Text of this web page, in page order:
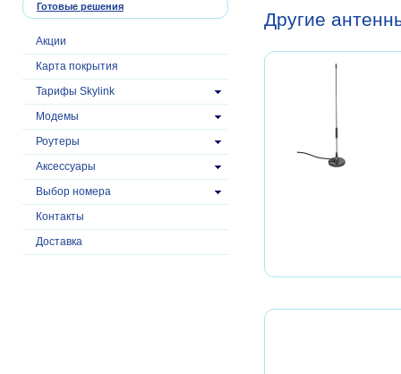
Готовые решения
Акции
Карта покрытия
Тарифы Skylink
Модемы
Роутеры
Аксессуары
Выбор номера
Контакты
Доставка
Другие